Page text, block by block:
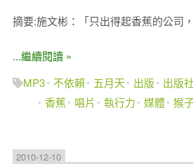
摘要:施文彬：「只出得起香蕉的公司
...繼續閱讀 »
MP3 不依賴 五月天 出版 出版社
香蕉
唱片 執行力 媒體 猴
2010-12-10